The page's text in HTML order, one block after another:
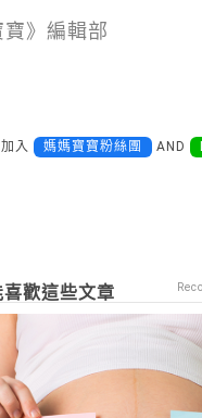
寶》編輯部
加入 媽媽寶寶粉絲團 AND
歡這些文章